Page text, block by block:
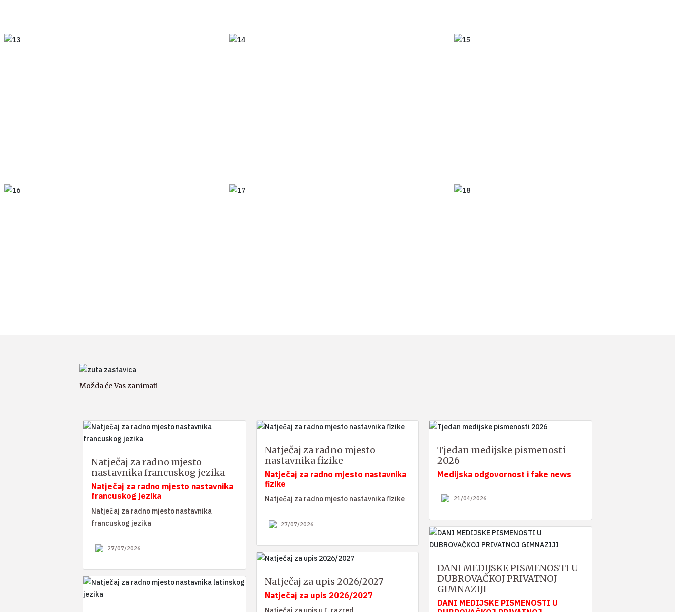
Možda će Vas zanimati
Natječaj za radno mjesto
nastavnika francuskog jezika
Natječaj za radno mjesto nastavnika
francuskog jezika
Natječaj za radno mjesto nastavnika
francuskog jezika
27/07/2026
Natječaj za radno mjesto
nastavnika fizike
Natječaj za radno mjesto nastavnika
fizike
Natječaj za radno mjesto nastavnika fizike
27/07/2026
Natječaj za upis 2026/2027
Natječaj za upis 2026/2027
Tjedan medijske pismenosti
2026
Medijska odgovornost i fake news
21/04/2026
DANI MEDIJSKE PISMENOSTI U
DUBROVAČKOJ PRIVATNOJ
GIMNAZIJI
DANI MEDIJSKE PISMENOSTI U